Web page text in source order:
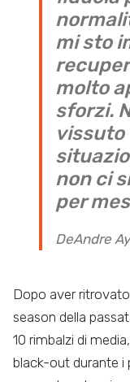
mi sto
molto
sforzi.
non ci
per
DeAndre
Dopo aver
season della
10 rimbalzi di
black-out durante i